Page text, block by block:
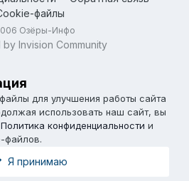
файлы
Озёры-Инфо
Invision Community
для улучшения работы сайта
использовать наш сайт, вы
Политика конфиденциальности и
файлов.
Я принимаю